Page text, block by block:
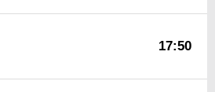
17:50